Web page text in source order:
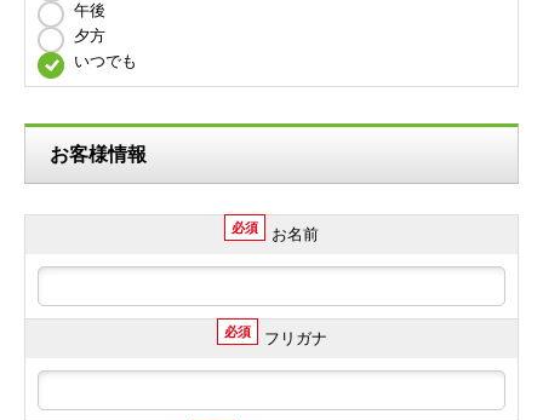
午後
夕方
いつでも
お客様情報
必須 お名前
必須 フリガナ